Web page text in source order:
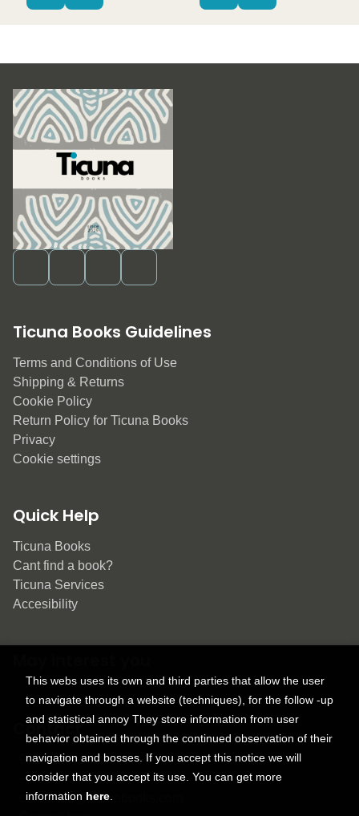
Ticuna Books Guidelines
Terms and Conditions of Use
Shipping & Returns
Cookie Policy
Return Policy for Ticuna Books
Privacy
Cookie settings
Quick Help
Ticuna Books
Cant find a book?
Ticuna Services
Accesibility
Contact
9150 Tahoma St.
+1 614-707-9934
contactus@ticunabooks.com
This webs uses its own and third parties that allow the user
to navigate through a website (techniques), for the follow -up
and statistical annoy They store information from user
behavior obtained through the continued observation of their
navigation and bosses. If you accept this notice we will
consider that you accept its use. You can get more
information here